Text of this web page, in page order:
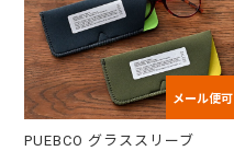
メール便可
PUEBCO グラススリーブ